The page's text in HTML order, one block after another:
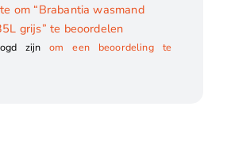
om “Brabantia wasmand
grijs” te beoordelen
zijn om een beoordeling te